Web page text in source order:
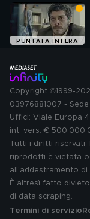
PUNTATA INTERA
Copyright ©1999-
03976881007 -
Uffici: Viale Europa
int. vers. €
Tutti i diritti
riprodotti è vietata
all'addestramento di
È altresì fatto
di data scraping.
Termini di servizio